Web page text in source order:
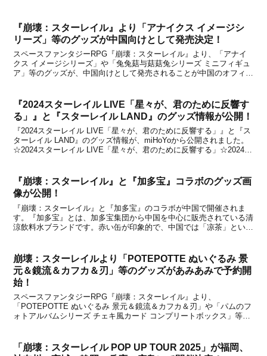
『崩壊：スターレイル』より「アナイクス イメージシ
リーズ」等のグッズが中国向けとして発売決定！
スペースファンタジーRPG『崩壊：スターレイル』より、「アナイ
クス イメージシリーズ」や「兔兔菇与菇菇兔シリーズ ミニフィギュ
ア」等のグッズが、中国向けとして発売されることが中国のオフィシ
『2024スターレイル LIVE「星々が、君のために反響す
る」』と『スターレイル LAND』のグッズ情報が公開！
『2024スターレイル LIVE「星々が、君のために反響する」』と『ス
ターレイル LAND』のグッズ情報が、miHoYoから公開されました。
☆2024スターレイル LIVE「星々が、君のために反響する」☆2024ス
『崩壊：スターレイル』と『加多宝』コラボのグッズ画
像が公開！
『崩壊：スターレイル』と『加多宝』のコラボが中国で開催されま
す。『加多宝』とは、加多宝集団から中国を中心に販売されている清
涼飲料水ブランドです。赤い缶が印象的で、中国では「凉茶」という
崩壊：スターレイルより「POTEPOTTE ぬいぐるみ 景
元＆鏡流＆カフカ＆刃」等のグッズがあみあみで予約開
始！
スペースファンタジーRPG『崩壊：スターレイル』より、
「POTEPOTTE ぬいぐるみ 景元＆鏡流＆カフカ＆刃」や「パムのフ
ォトアルバムシリーズ チェキ風カード コンプリートボックス」等の
「崩壊：スターレイル POP UP TOUR 2025」が福岡、